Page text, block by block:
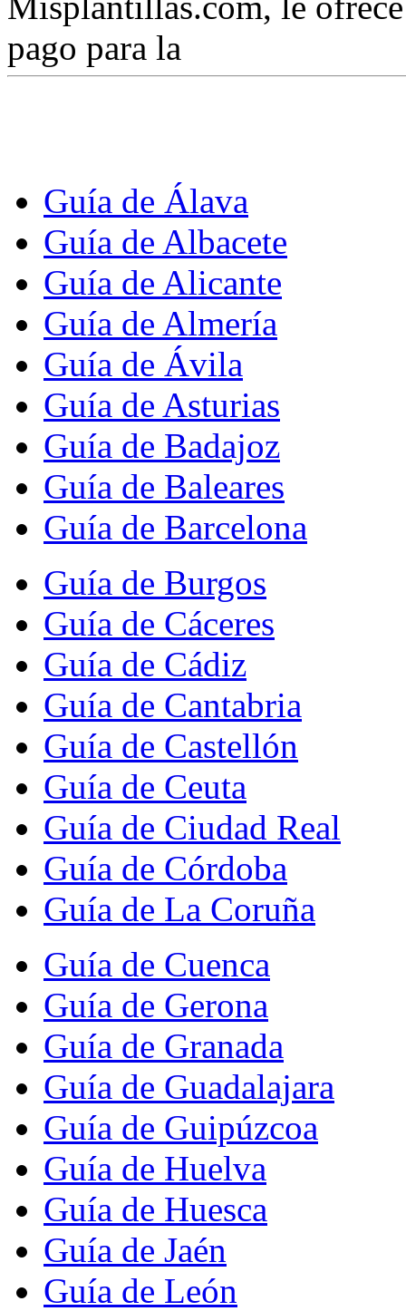
pago para la
Guía de Álava
Guía de Albacete
Guía de Alicante
Guía de Almería
Guía de Ávila
Guía de Asturias
Guía de Badajoz
Guía de Baleares
Guía de Barcelona
Guía de Burgos
Guía de Cáceres
Guía de Cádiz
Guía de Cantabria
Guía de Castellón
Guía de Ceuta
Guía de Ciudad Real
Guía de Córdoba
Guía de La Coruña
Guía de Cuenca
Guía de Gerona
Guía de Granada
Guía de Guadalajara
Guía de Guipúzcoa
Guía de Huelva
Guía de Huesca
Guía de Jaén
Guía de León